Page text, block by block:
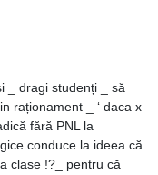
_ dragi studenți _ să
raționament _ ‘ daca x
fără PNL la
conduce la ideea că
clase !?_ pentru că